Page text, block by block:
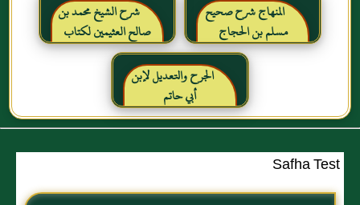
المنهاج شرح صحيح
مسلم بن الحجاج
شرح الشيخ محمد بن
صالح العثيمين لكتاب
رياض الصالحين للإمام
النووي رحمهم الله تعالىالجرح والتعديل لإبن
أبي حاتم
Safha Test